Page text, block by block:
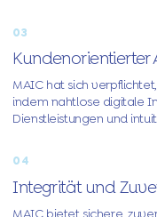
03
Kundenorientierter
MAIC hat sich
indem nahtlose digitale
Dienstleistungen und
04
Integrität und
MAIC bietet sichere,